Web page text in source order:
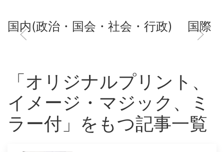
国内(政治・国会・社会・行政) 国際
「オリジナルプリント、
イメージ・マジック、ミ
ラー付」をもつ記事一覧